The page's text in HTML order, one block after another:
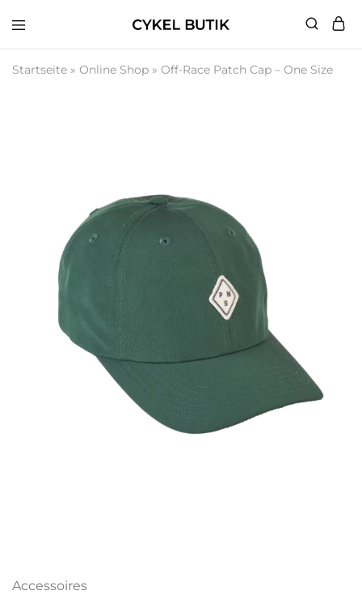
Butik
Startseite » Online Shop » Off-Race Patch Cap – One Size
Accessoires